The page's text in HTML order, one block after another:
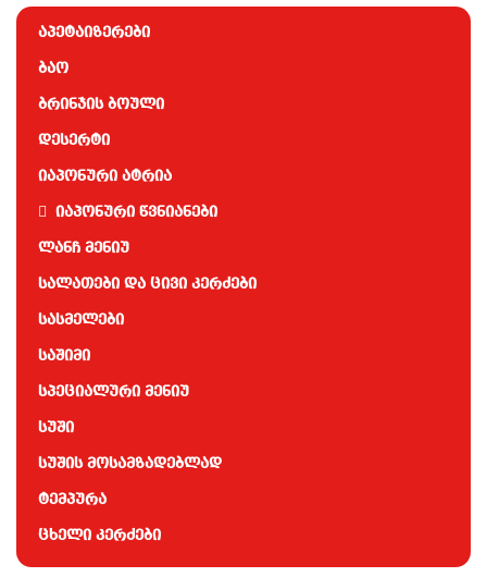
აპეტაიზერები
ბაო
ბრინჯის ბოული
დესერტი
იაპონური ატრია
იაპონური წვნიანები
ლანჩ მენიუ
სალათები და ცივი კერძები
სასმელები
საშიმი
სპეციალური მენიუ
სუში
სუშის მოსამზადებლად
ტემპურა
ცხელი კერძები